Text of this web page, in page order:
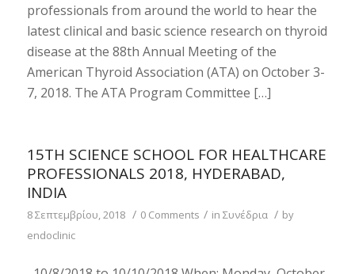
professionals from around the world to hear the
latest clinical and basic science research on thyroid
disease at the 88th Annual Meeting of the
American Thyroid Association (ATA) on October 3-
7, 2018. The ATA Program Committee […]
15TH SCIENCE SCHOOL FOR HEALTHCARE
PROFESSIONALS 2018, HYDERABAD,
INDIA
8 Σεπτεμβρίου, 2018 / 0 Comments / in Συνέδρια / by
endoclinic